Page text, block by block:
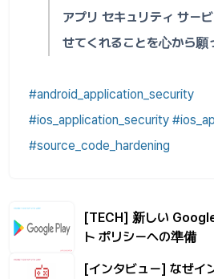
アプリ セキュリティ サー
せてくれることを心から願
#android_application_security
#ios_application_security
#source_code_hardening
[TECH] 新しい
ト ポリシーへの準備
[インタビュー] なぜイ